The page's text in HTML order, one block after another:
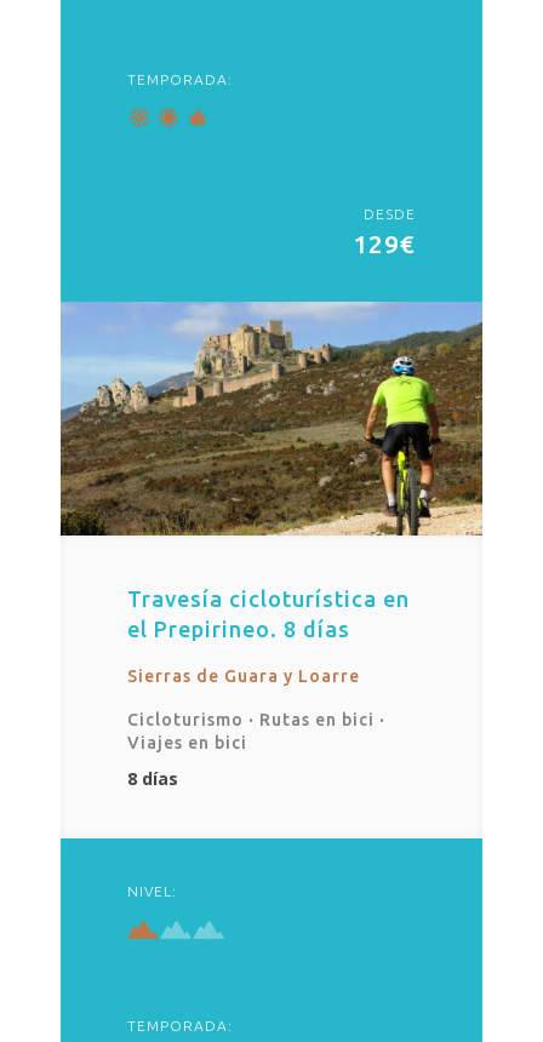
TEMPORADA:
DESDE
129€
Travesía cicloturística en
el Prepirineo. 8 días
Sierras de Guara y Loarre
Cicloturismo · Rutas en bici ·
Viajes en bici
8 días
NIVEL:
TEMPORADA: